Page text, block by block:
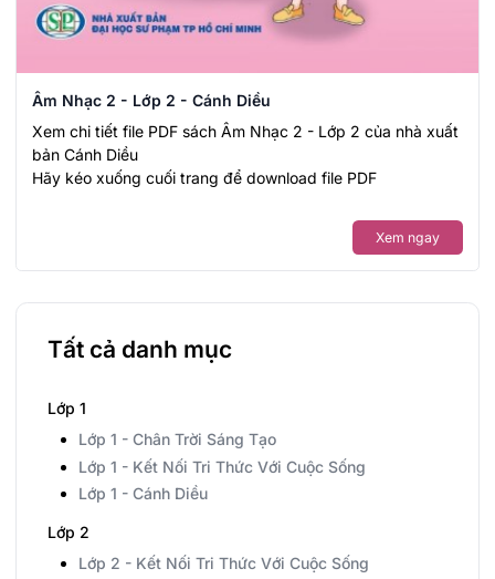
Âm Nhạc 2 - Lớp 2 - Cánh Diều
Xem chi tiết file PDF sách Âm Nhạc 2 - Lớp 2 của nhà xuất
bản Cánh Diều
Hãy kéo xuống cuối trang để download file PDF
Xem ngay
Tất cả danh mục
Lớp 1
Lớp 1 - Chân Trời Sáng Tạo
Lớp 1 - Kết Nối Tri Thức Với Cuộc Sống
Lớp 1 - Cánh Diều
Lớp 2
Lớp 2 - Kết Nối Tri Thức Với Cuộc Sống